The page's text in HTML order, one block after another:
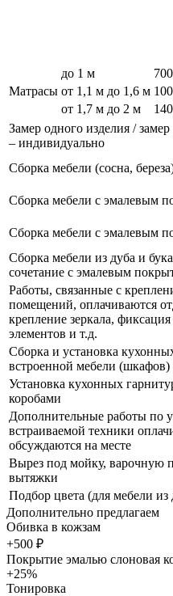
Матрасы
до 1 м 700
от 1,1 м до 1,6 м
от 1,7 м до 2 м
Замер одного изделия /
– индивидуально
Сборка мебели (сосна,
Сборка мебели с эмалевым
Сборка мебели с эмалевым
Сборка мебели из дуба и
сочетание с эмалевым
Работы, связанные с
помещений, оплачиваются
крепление зеркала,
элементов и т.д.
Сборка и установка
встроенной мебели (шкафов)
Установка кухонных
коробами
Дополнительные работы по
встраиваемой техники
обсуждаются на месте
Вырез под мойку, варочную
вытяжки
Подбор цвета (для мебели из
Дополнительно предлагаем
Обивка в кожзам
+500 ₽
Покрытие эмалью слоновая
+25%
Тонировка